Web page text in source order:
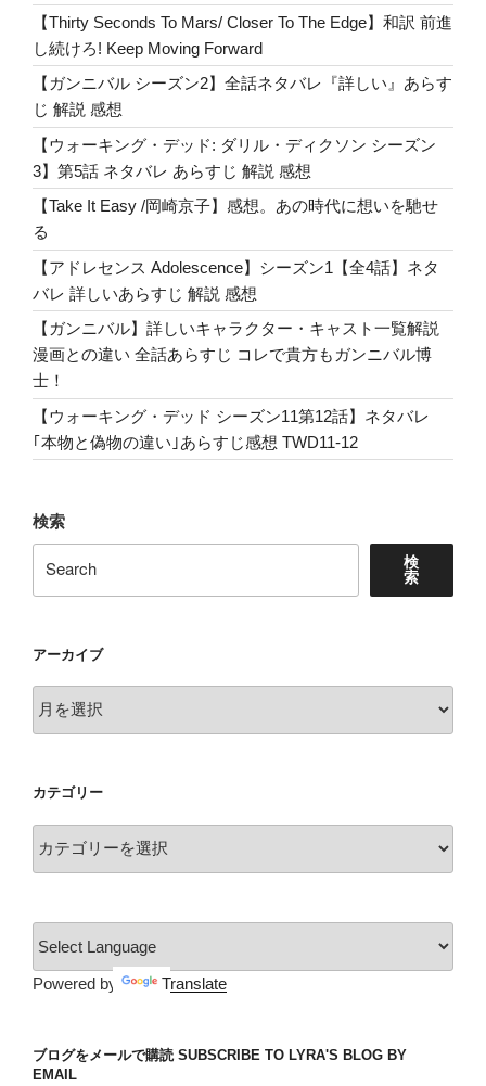
説
リ
ヴ
ァ
ー・
フ
ェ
ニ
ッ
ク
ス
に
つ
い
て”
の
【Thirty Seconds To Mars/ Closer To The Edge】和訳 前進
し続けろ! Keep Moving Forward
【ガンニバル シーズン2】全話ネタバレ『詳しい』あらす
じ 解説 感想
【ウォーキング・デッド: ダリル・ディクソン シーズン
3】第5話 ネタバレ あらすじ 解説 感想
【Take It Easy /岡崎京子】感想。あの時代に想いを馳せ
る
【アドレセンス Adolescence】シーズン1【全4話】ネタ
バレ 詳しいあらすじ 解説 感想
【ガンニバル】詳しいキャラクター・キャスト一覧解説
漫画との違い 全話あらすじ コレで貴方もガンニバル博
士！
【ウォーキング・デッド シーズン11第12話】ネタバレ
｢本物と偽物の違い｣あらすじ感想 TWD11-12
検索
検
索
アーカイブ
ー
ブ
カテゴリー
テ
ー
Powered by Translate
ブログをメールで購読 SUBSCRIBE TO LYRA'S BLOG BY
EMAIL